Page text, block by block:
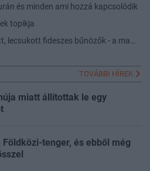
és minden ami hozzá kapcsolódik
topikja
Lemondott, körözött, lecsukott fideszes bűnözők - a maffia végnapjai
TOVÁBBI HÍREK
miatt állítottak le egy
Földközi-tenger, és ebből még